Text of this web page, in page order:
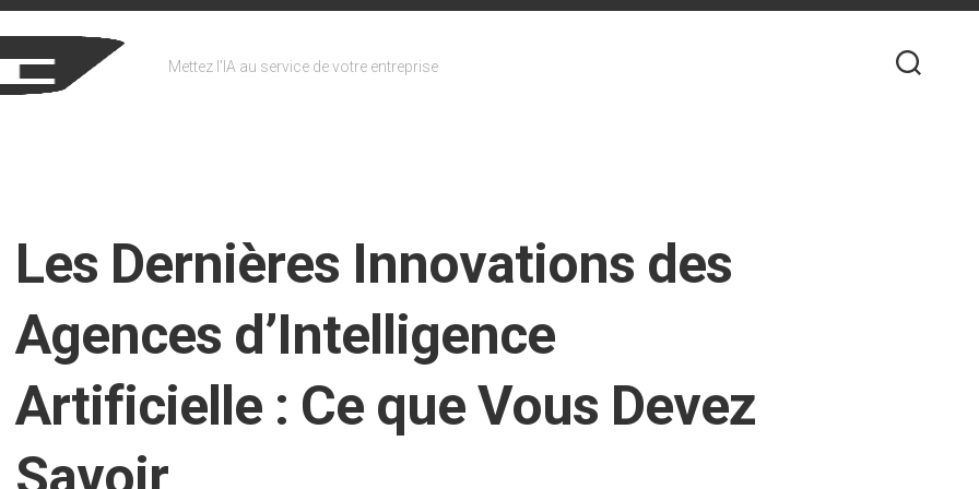
Mettez l'IA au service de votre entreprise
Les Dernières Innovations des
Agences d’Intelligence
Artificielle : Ce que Vous Devez